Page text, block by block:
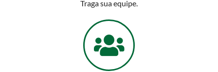
Traga sua equipe.